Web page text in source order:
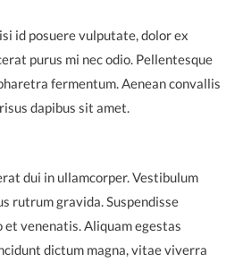
id posuere vulputate, dolor ex
purus mi nec odio. Pellentesque
fermentum. Aenean convallis
dapibus sit amet.
dui in ullamcorper. Vestibulum
rutrum gravida. Suspendisse
et venenatis. Aliquam egestas
dictum magna, vitae viverra